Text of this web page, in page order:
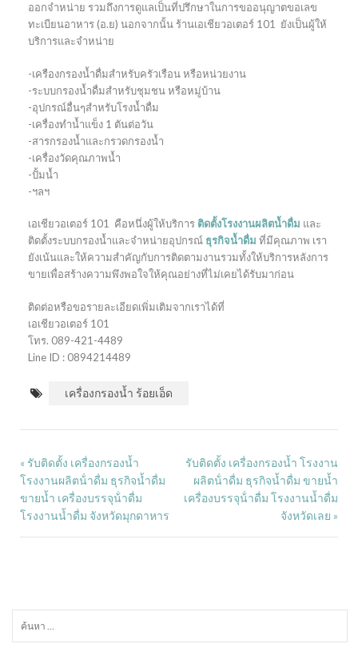
ออกจำหน่าย รวมถึงการดูแลเป็นที่ปรึกษาในการขออนุญาตขอเลข
ทะเบียนอาหาร (อ.ย) นอกจากนั้น ร้านเอเชียวอเตอร์ 101 ยังเป็นผู้ให้
บริการและจำหน่าย
-เครืองกรองน้ำดื่มสำหรับครัวเรือน หรือหน่วยงาน
-ระบบกรองน้ำดื่มสำหรับชุมชน หรือหมู่บ้าน
-อุปกรณ์อื่นๆสำหรับโรงน้ำดื่ม
-เครื่องทำน้ำแข็ง 1 ตันต่อวัน
-สารกรองน้ำและกรวดกรองน้ำ
-เครื่องวัดคุณภาพน้ำ
-ปั้มน้ำ
-ฯลฯ
เอเชียวอเตอร์ 101 คือหนึ่งผู้ให้บริการ ติดตั้งโรงงานผลิตน้ำดื่ม และ
ติดตั้งระบบกรองน้ำและจำหน่ายอุปกรณ์ ธุรกิจน้ำดื่ม ที่มีคุณภาพ เรา
ยังเน้นและให้ความสำคัญกับการติดตามงานรวมทั้งให้บริการหลังการ
ขายเพื่อสร้างความพึงพอใจให้คุณอย่างที่ไม่เคยได้รับมาก่อน
ติดต่อหรือขอรายละเอียดเพิ่มเติมจากเราได้ที่
เอเชียวอเตอร์ 101
โทร. 089-421-4489
Line ID : 0894214489
เครื่องกรองน้ำ ร้อยเอ็ด
« รับติดตั้ง เครื่องกรองน้ำ
โรงงานผลิตน้ําดื่ม ธุรกิจน้ำดื่ม
ขายน้ำ เครื่องบรรจุน้ําดื่ม
โรงงานน้ำดื่ม จังหวัดมุกดาหาร
รับติดตั้ง เครื่องกรองน้ำ โรงงาน
ผลิตน้ําดื่ม ธุรกิจน้ำดื่ม ขายน้ำ
เครื่องบรรจุน้ําดื่ม โรงงานน้ำดื่ม
จังหวัดเลย »